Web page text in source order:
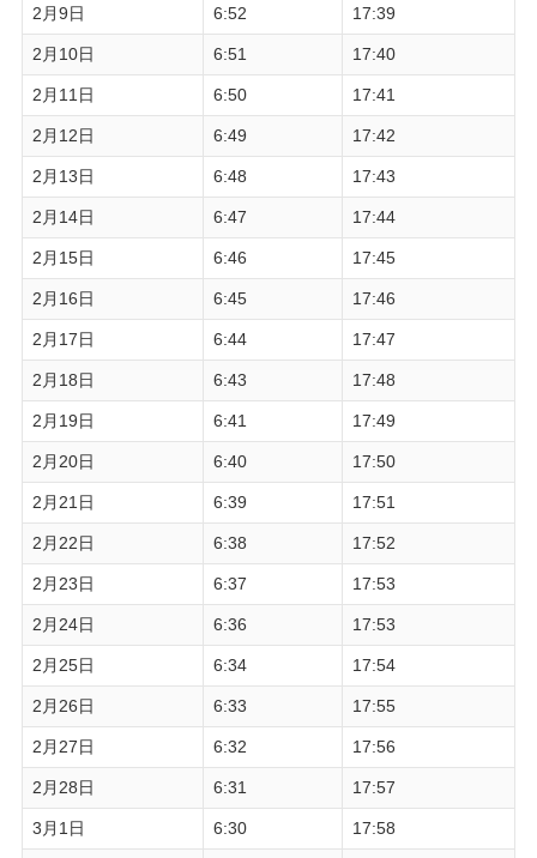
2月9日 6:52 17:39
2月10日 6:51 17:40
2月11日 6:50 17:41
2月12日 6:49 17:42
2月13日 6:48 17:43
2月14日 6:47 17:44
2月15日 6:46 17:45
2月16日 6:45 17:46
2月17日 6:44 17:47
2月18日 6:43 17:48
2月19日 6:41 17:49
2月20日 6:40 17:50
2月21日 6:39 17:51
2月22日 6:38 17:52
2月23日 6:37 17:53
2月24日 6:36 17:53
2月25日 6:34 17:54
2月26日 6:33 17:55
2月27日 6:32 17:56
2月28日 6:31 17:57
3月1日 6:30 17:58